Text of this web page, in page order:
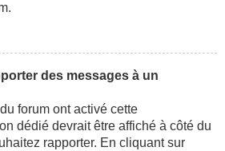
des messages à un
forum ont activé cette
dédié devrait être affiché à côté du
rapporter. En cliquant sur